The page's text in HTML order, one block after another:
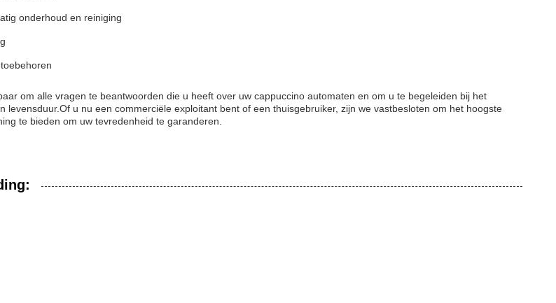
onderhoud en reiniging
om alle vragen te beantwoorden die u heeft over uw cappuccino automaten en om u te begeleiden bij het
levensduur.Of u nu een commerciële exploitant bent of een thuisgebruiker, zijn we vastbesloten om het hoogste
te bieden om uw tevredenheid te garanderen.